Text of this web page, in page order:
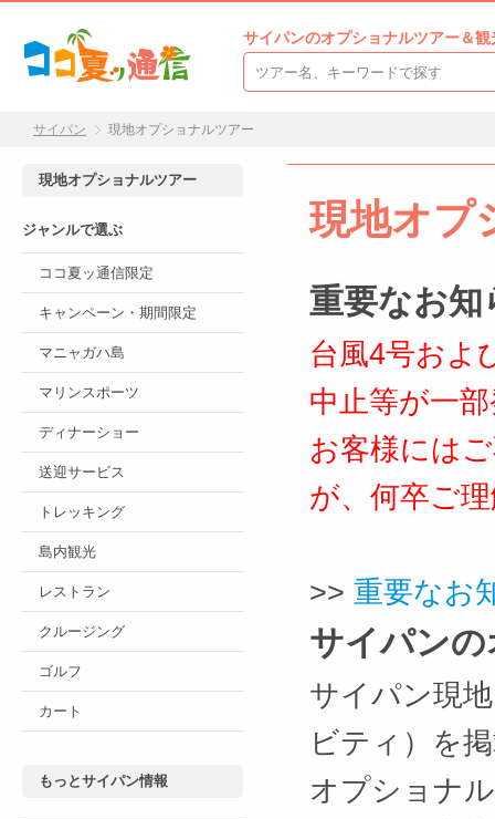
サイパンのオプショナルツアー＆観
サイパン 現地オプショナルツアー
現地オプ
重要なお知
台風4号およ
中止等が一
お客様には
が、何卒ご
>> 重要なお
サイパン
サイパン現
ビティ）を
オプショナ
現地オプショナルツアー
ジャンルで選ぶ
ココ夏ッ通信限定
キャンペーン・期間限定
マニャガハ島
マリンスポーツ
ディナーショー
送迎サービス
トレッキング
島内観光
レストラン
クルージング
ゴルフ
カート
もっとサイパン情報